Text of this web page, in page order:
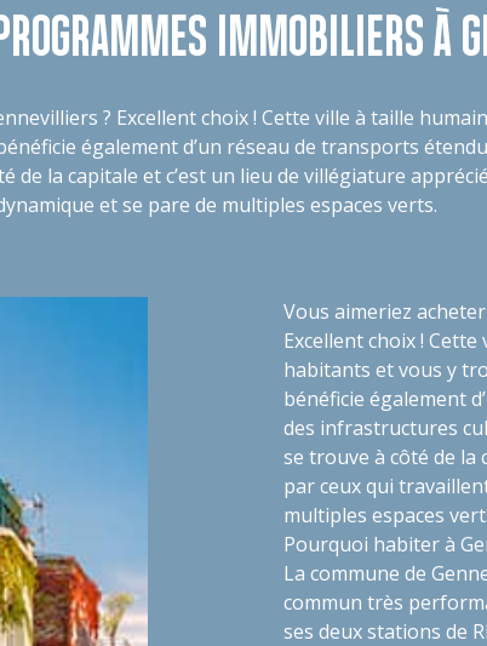
IMMOBILIERS À
? Excellent choix ! Cette ville à taille
également d’un réseau de transports
de la capitale et c’est un lieu de villégiature
et se pare de multiples espaces verts.
Vous aimeriez
Excellent choix !
habitants et vous y
bénéficie également
des infrastructures
se trouve à côté de la
par ceux qui
multiples espaces
Pourquoi habiter à
La commune de
commun très
ses deux stations de